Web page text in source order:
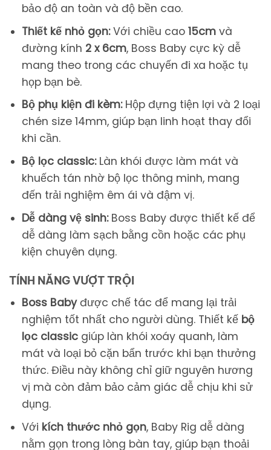
bảo độ an toàn và độ bền cao.
Thiết kế nhỏ gọn:Với chiều cao15cmvà
đường kính 2 x 6cm, Boss Baby cực kỳ dễ
mang theo trong các chuyến đi xa hoặc tụ
họp bạn bè.
Bộ phụ kiện đi kèm:Hộp đựng tiện lợi và 2 loại
chén size 14mm, giúp bạn linh hoạt thay đổi
khi cần.
Bộ lọc classic:Làn khói được làm mát và
khuếch tán nhờ bộ lọc thông minh, mang
đến trải nghiệm êm ái và đậm vị.
Dễ dàng vệ sinh:Boss Baby được thiết kế để
dễ dàng làm sạch bằng cồn hoặc các phụ
kiện chuyên dụng.
TÍNH NĂNG VƯỢT TRỘI
Boss Babyđược chế tác để mang lại trải
nghiệm tốt nhất cho người dùng. Thiết kế bộ
lọc classicgiúp làn khói xoáy quanh, làm
mát và loại bỏ cặn bẩn trước khi bạn thưởng
thức. Điều này không chỉ giữ nguyên hương
vị mà còn đảm bảo cảm giác dễ chịu khi sử
dụng.
Với kích thước nhỏ gọn, Baby Rig dễ dàng
nằm gọn trong lòng bàn tay, giúp bạn thoải